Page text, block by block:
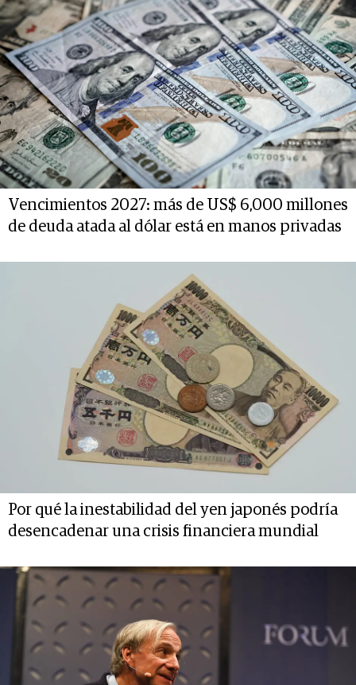
Vencimientos 2027: más de US$ 6,000 millones
de deuda atada al dólar está en manos privadas
Por qué la inestabilidad del yen japonés podría
desencadenar una crisis financiera mundial